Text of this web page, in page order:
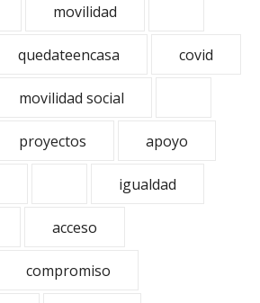
movilidad
quedateencasa covid
movilidad social
proyectos apoyo
igualdad
acceso
compromiso